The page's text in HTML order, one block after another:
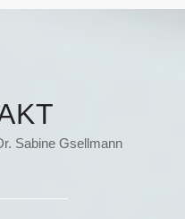
Sabine Gsellmann